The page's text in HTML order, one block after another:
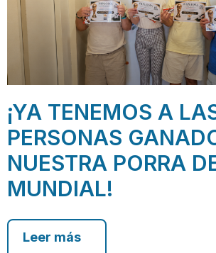
¡YA TENEMOS A
PERSONAS
NUESTRA PORRA
MUNDIAL!
Leer más